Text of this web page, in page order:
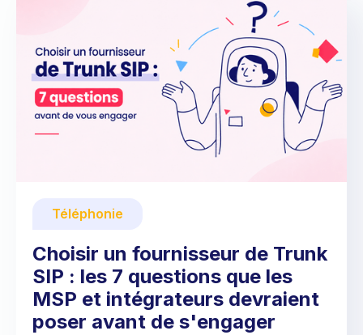
Téléphonie
Choisir un fournisseur de Trunk
SIP : les 7 questions que les
MSP et intégrateurs devraient
poser avant de s'engager